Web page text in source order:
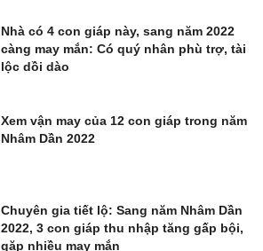
Nhà có 4 con giáp này, sang năm 2022
càng may mắn: Có quý nhân phù trợ, tài
lộc dồi dào
Xem vận may của 12 con giáp trong năm
Nhâm Dần 2022
Chuyên gia tiết lộ: Sang năm Nhâm Dần
2022, 3 con giáp thu nhập tăng gấp bội,
gặp nhiều may mắn